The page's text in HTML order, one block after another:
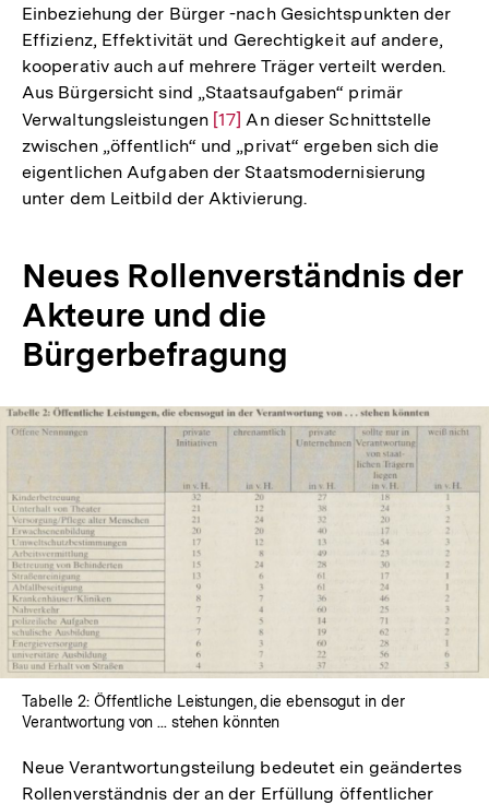
Einbeziehung der Bürger -nach Gesichtspunkten der
Effizienz, Effektivität und Gerechtigkeit auf andere,
kooperativ auch auf mehrere Träger verteilt werden.
Aus Bürgersicht sind „Staatsaufgaben“ primär
Verwaltungsleistungen Zur
Auflösung
der
Fußnote
[17] An dieser Schnittstelle
zwischen „öffentlich“ und „privat“ ergeben sich die
eigentlichen Aufgaben der Staatsmodernisierung
unter dem Leitbild der Aktivierung.
Neues Rollenverständnis der
Akteure und die
Bürgerbefragung
In
Lightbox
öffnen
Tabelle 2: Öffentliche Leistungen, die ebensogut in der
Verantwortung von ... stehen könnten
Neue Verantwortungsteilung bedeutet ein geändertes
Rollenverständnis der an der Erfüllung öffentlicher